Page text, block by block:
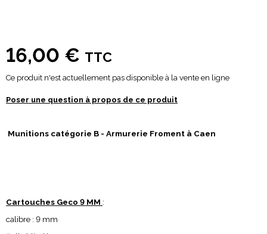
16,00 € TTC
Ce produit n'est actuellement pas disponible à la vente en ligne
Poser une question à propos de ce produit
Munitions catégorie B - Armurerie Froment à Caen
Cartouches Geco 9 MM :
calibre : 9 mm